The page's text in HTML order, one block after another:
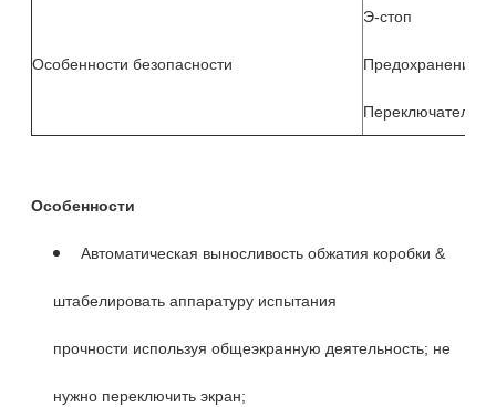
Особенности безопасности
Э-стоп
Предохранение
Переключатели
Особенности
Автоматическая выносливость обжатия коробки &
штабелировать аппаратуру испытания
прочности используя общеэкранную деятельность; не
нужно переключить экран;